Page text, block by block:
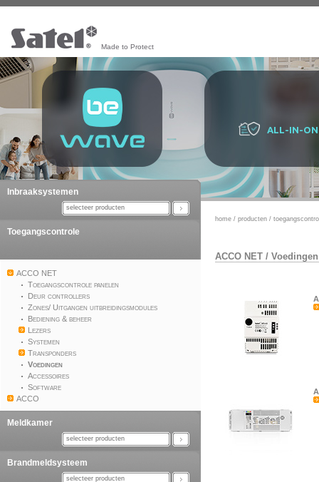
Made to Protect
ALL-IN-
Inbraaksystemen
selecteer producten
Toegangscontrole
ACCO NET
Toegangscontrole panelen
Deur controllers
Zones/ Uitgangen uitbreidingsmodules
Bediening & beheer
Lezers
Systemen
Transponders
Voedingen
Accessoires
Software
ACCO
Meldkamer
selecteer producten
Brandmeldsysteem
selecteer producten
home / producten /
ACCO NET / Voedingen